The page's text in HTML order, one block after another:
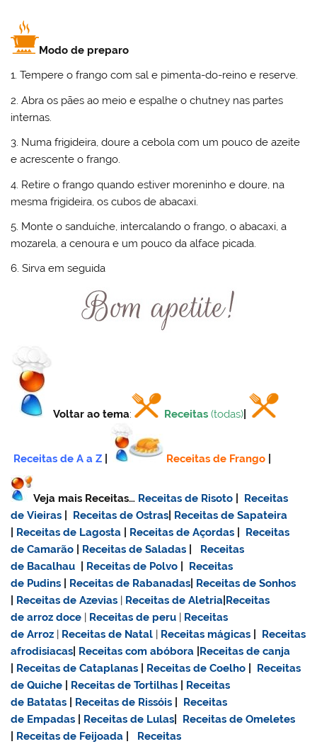
Modo de preparo
1. Tempere o frango com sal e pimenta-do-reino e reserve.
2. Abra os pães ao meio e espalhe o chutney nas partes
internas.
3. Numa frigideira, doure a cebola com um pouco de azeite
e acrescente o frango.
4. Retire o frango quando estiver moreninho e doure, na
mesma frigideira, os cubos de abacaxi.
5. Monte o sanduíche, intercalando o frango, o abacaxi, a
mozarela, a cenoura e um pouco da alface picada.
6. Sirva em seguida
Voltar ao tema: Receitas (todas)
Receitas de A a Z Receitas de Frango
Veja mais Receitas… Receitas de Risoto
Receitas
de Vieiras
Receitas de Ostras Receitas de Sapateira
Receitas de Lagosta Receitas de Açordas
Receitas
de Camarão
Receitas de Saladas
Receitas
de Bacalhau
Receitas de Polvo
Receitas
de Pudins
Receitas de Rabanadas Receitas de Sonhos
Receitas de Azevias | Receitas de Aletria Receitas
dearroz doce | Receitas de peru | Receitas
de Arroz | Receitas de Natal | Receitas mágicas
Receitas
afrodisiacas Receitas com abóbora Receitas de canja
Receitas de Cataplanas Receitas de Coelho
Receitas
de Quiche
Receitas de Tortilhas
Receitas
de Batatas
Receitas de Rissóis
Receitas
de Empadas
Receitas de Lulas
Receitas de Omeletes
Receitas de Feijoada
Receitas